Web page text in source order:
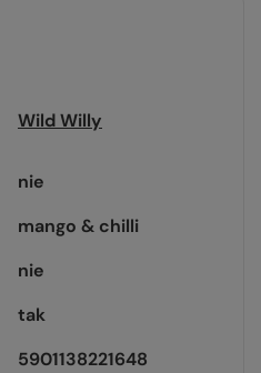
Wild Willy
nie
mango & chilli
nie
tak
5901138221648